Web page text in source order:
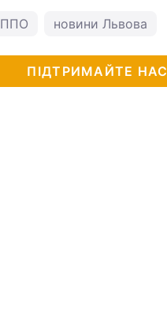
ППО новини Львова
ПІДТРИМАЙТЕ НАС